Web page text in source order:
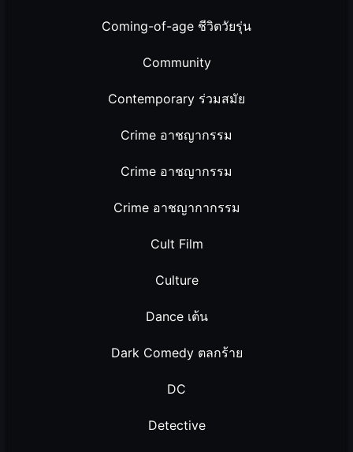
Coming-of-age ชีวิตวัยรุ่น
Community
Contemporary ร่วมสมัย
Crime อาชญากรรม
Crime อาชญากรรม
Crime อาชญากากรรม
Cult Film
Culture
Dance เต้น
Dark Comedy ตลกร้าย
DC
Detective